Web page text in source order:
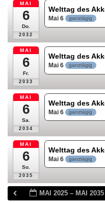
MAI
6
Do.
2032
Welttag des
Mai 6 ganztägig
MAI
6
Fr.
2033
Welttag des
Mai 6 ganztägig
MAI
6
Sa.
2034
Welttag des
Mai 6 ganztägig
MAI
6
So.
2035
Welttag des
Mai 6 ganztägig
MAI 2025 – MAI 2035